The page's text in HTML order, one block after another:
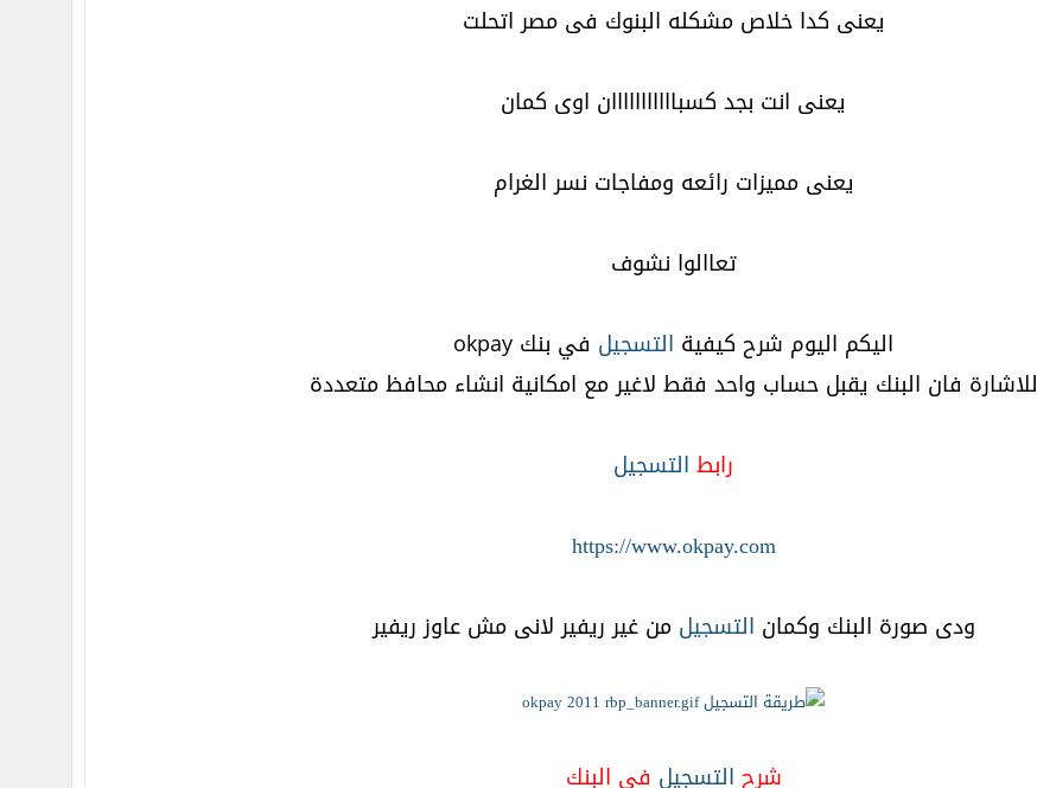
يعنى كدا خلاص مشكله البنوك فى مصر اتحلت
يعنى انت بجد كسبااااااااااان اوى كمان
يعنى مميزات رائعه ومفاجات نسر الغرام
تعاالوا نشوف
اليكم اليوم شرح كيفية التسجيل في بنك okpay
للاشارة فان البنك يقبل حساب واحد فقط لاغير مع امكانية انشاء محافظ متعددة
رابط التسجيل
https://www.okpay.com
ودى صورة البنك وكمان التسجيل من غير ريفير لانى مش عاوز ريفير
شرح التسجيل في البنك